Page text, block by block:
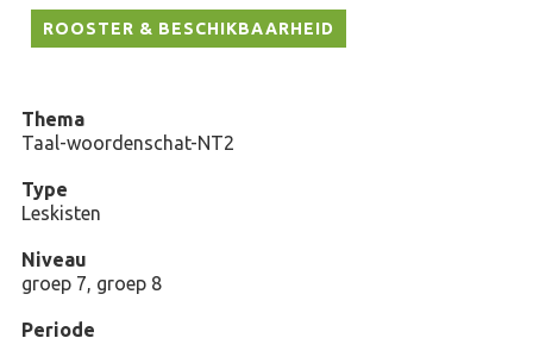
ROOSTER & BESCHIKBAARHEID
Thema
Taal-woordenschat-NT2
Type
Leskisten
Niveau
groep 7, groep 8
Periode